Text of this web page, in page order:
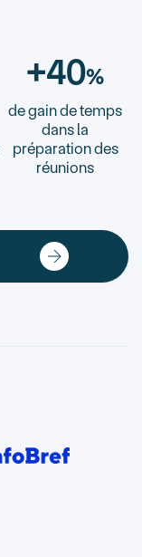
+40%
de gain de temps
dans la
préparation des
réunions